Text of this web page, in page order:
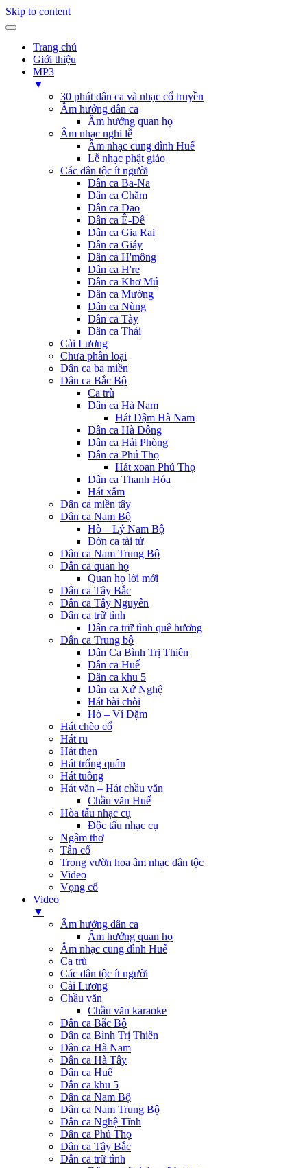
Skip to content
Trang chủ
Giới thiệu
MP3
▼
30 phút dân ca và nhạc cổ truyền
Âm hưởng dân ca
Âm hưởng quan họ
Âm nhạc nghi lễ
Âm nhạc cung đình Huế
Lễ nhạc phật giáo
Các dân tộc ít người
Dân ca Ba-Na
Dân ca Chăm
Dân ca Dao
Dân ca Ê-Đê
Dân ca Gia Rai
Dân ca Giáy
Dân ca H'mông
Dân ca H're
Dân ca Khơ Mú
Dân ca Mường
Dân ca Nùng
Dân ca Tày
Dân ca Thái
Cải Lương
Chưa phân loại
Dân ca ba miền
Dân ca Bắc Bộ
Ca trù
Dân ca Hà Nam
Hát Dậm Hà Nam
Dân ca Hà Đông
Dân ca Hải Phòng
Dân ca Phú Thọ
Hát xoan Phú Thọ
Dân ca Thanh Hóa
Hát xẩm
Dân ca miền tây
Dân ca Nam Bộ
Hò – Lý Nam Bộ
Đờn ca tài tử
Dân ca Nam Trung Bộ
Dân ca quan họ
Quan họ lời mới
Dân ca Tây Bắc
Dân ca Tây Nguyên
Dân ca trữ tình
Dân ca trữ tình quê hương
Dân ca Trung bộ
Dân Ca Bình Trị Thiên
Dân ca Huế
Dân ca khu 5
Dân ca Xứ Nghệ
Hát bài chòi
Hò – Ví Dặm
Hát chèo cổ
Hát ru
Hát then
Hát trống quân
Hát tuồng
Hát văn – Hát chầu văn
Chầu văn Huế
Hòa tấu nhạc cụ
Độc tấu nhạc cụ
Ngâm thơ
Tân cổ
Trong vườn hoa âm nhạc dân tộc
Video
Vọng cổ
Video
▼
Âm hưởng dân ca
Âm hưởng quan họ
Âm nhạc cung đình Huế
Ca trù
Các dân tộc ít người
Cải Lương
Chầu văn
Chầu văn karaoke
Dân ca Bắc Bộ
Dân ca Bình Trị Thiên
Dân ca Hà Nam
Dân ca Hà Tây
Dân ca Huế
Dân ca khu 5
Dân ca Nam Bộ
Dân ca Nam Trung Bộ
Dân ca Nghệ Tĩnh
Dân ca Phú Thọ
Dân ca Tây Bắc
Dân ca trữ tình